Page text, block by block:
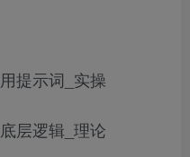
提示词_实操
层逻辑_理论